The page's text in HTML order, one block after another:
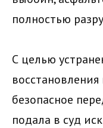
полностью
С целью
безопасное
подала в суд